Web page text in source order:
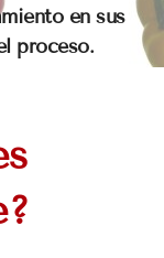
en sus
proceso.